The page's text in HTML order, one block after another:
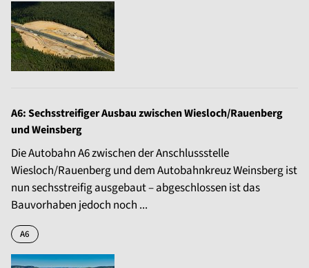
A6: Sechsstreifiger Ausbau zwischen Wiesloch/Rauenberg
und Weinsberg
Die Autobahn A6 zwischen der Anschlussstelle
Wiesloch/Rauenberg und dem Autobahnkreuz Weinsberg ist
nun sechsstreifig ausgebaut – abgeschlossen ist das
Bauvorhaben jedoch noch ...
A6